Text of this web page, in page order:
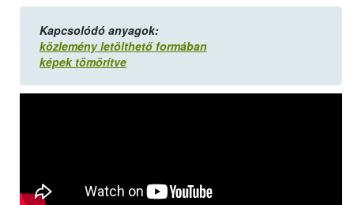
Kapcsolódó anyagok:
közlemény letölthető formában
képek tömörítve